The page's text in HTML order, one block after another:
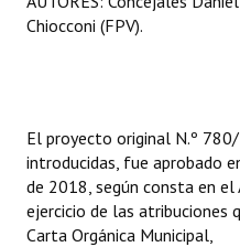
Chiocconi (FPV).
El proyecto original N.º
introducidas, fue aprobado
de 2018, según consta en
ejercicio de las atribuciones
Carta Orgánica Municipal,